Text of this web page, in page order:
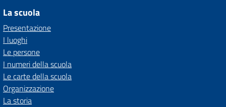
La scuola
Presentazione
I luoghi
Le persone
I numeri della scuola
Le carte della scuola
Organizzazione
La storia